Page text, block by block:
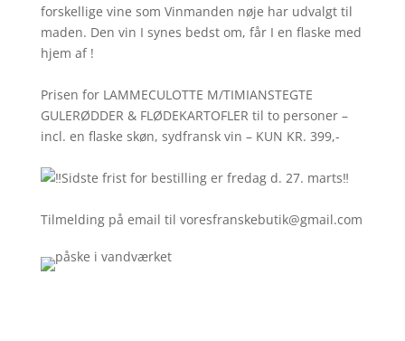
forskellige vine som Vinmanden nøje har udvalgt til
maden. Den vin I synes bedst om, får I en flaske med
hjem af !
Prisen for LAMMECULOTTE M/TIMIANSTEGTE
GULERØDDER & FLØDEKARTOFLER til to personer –
incl. en flaske skøn, sydfransk vin – KUN KR. 399,-
Sidste frist for bestilling er fredag d. 27. marts‼️
Tilmelding på email til voresfranskebutik@gmail.com